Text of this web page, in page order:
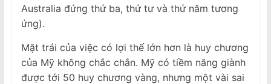
Australia đứng thứ ba, thứ tư và thứ năm tương
ứng).
Mặt trái của việc có lợi thế lớn hơn là huy chương
của Mỹ không chắc chắn. Mỹ có tiềm năng giành
được tới 50 huy chương vàng, nhưng một vài sai